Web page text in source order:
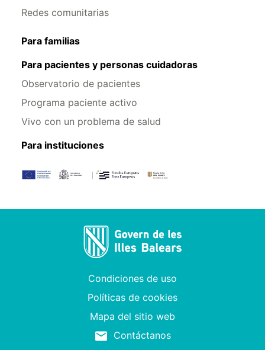
Redes comunitarias
Para familias
Para pacientes y personas cuidadoras
Observatorio de pacientes
Programa paciente activo
Vivo con un problema de salud
Para instituciones
Condiciones de uso
Políticas de cookies
Mapa del sitio web
Contáctanos